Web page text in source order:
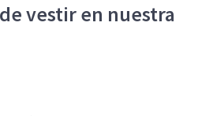
vestir en nuestra